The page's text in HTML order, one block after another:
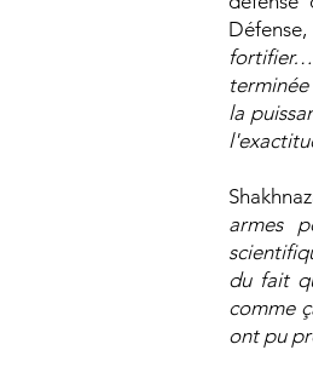
fortifier…
la
armes
du fait
comme
ont pu